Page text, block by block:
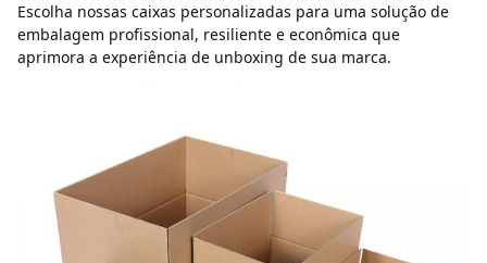
Escolha nossas caixas personalizadas para uma solução de
embalagem profissional, resiliente e econômica que
aprimora a experiência de unboxing de sua marca.